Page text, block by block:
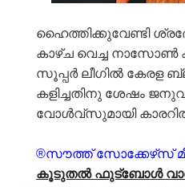
ഹൈത്തിക്കുവേണ്ടി
കാഴ്ച വെച്ച നാസോൺ
സൂപ്പർ ലീഗിൽ കേരള
കളിച്ചതിനു ശേഷം
വോൾവ്സുമായി
®സൗത്ത് സോക്കേഴ്‌സ്
കൂടുതൽ ഫുട്ബോൾ